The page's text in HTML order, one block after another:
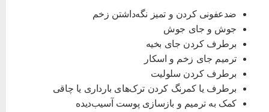
ضدعفونی کردن و تمیز نگه‌داشتن زخم
جوش و جای جوش
برطرف کردن جای بخیه
ترمیم جای زخم و اسکار
برطرف کردن سلولیت
برطرف یا کمرنگ کردن ترک‌های بارداری یا چاقی
کمک به ترمیم و بازسازی پوست آسیب‌دیده